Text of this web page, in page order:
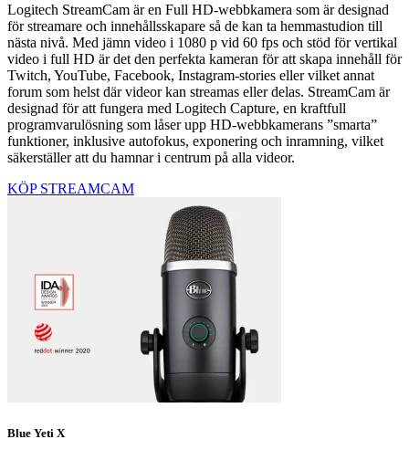
Logitech StreamCam är en Full HD-webbkamera som är designad
för streamare och innehållsskapare så de kan ta hemmastudion till
nästa nivå. Med jämn video i 1080 p vid 60 fps och stöd för vertikal
video i full HD är det den perfekta kameran för att skapa innehåll för
Twitch, YouTube, Facebook, Instagram-stories eller vilket annat
forum som helst där videor kan streamas eller delas. StreamCam är
designad för att fungera med Logitech Capture, en kraftfull
programvarulösning som låser upp HD-webbkamerans ”smarta”
funktioner, inklusive autofokus, exponering och inramning, vilket
säkerställer att du hamnar i centrum på alla videor.
KÖP STREAMCAM
Blue Yeti X